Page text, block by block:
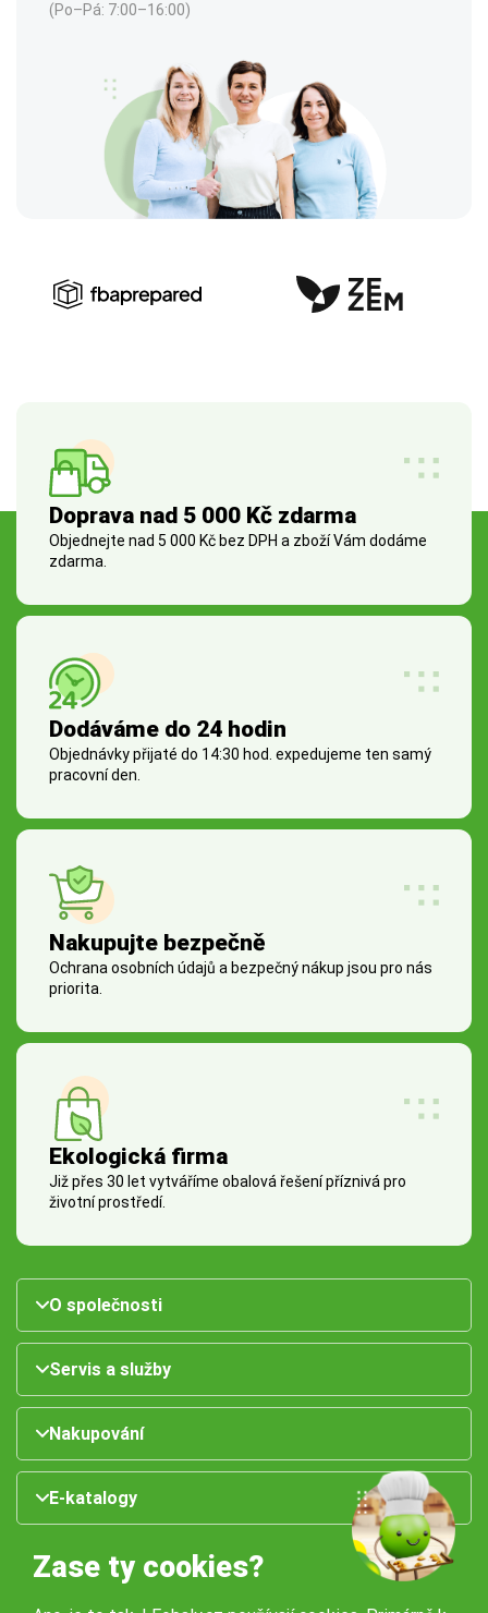
(Po–Pá: 7:00–16:00)
Doprava nad 5 000 Kč zdarma
Objednejte nad 5 000 Kč bez DPH a zboží Vám dodáme
zdarma.
Dodáváme do 24 hodin
Objednávky přijaté do 14:30 hod. expedujeme ten samý
pracovní den.
Nakupujte bezpečně
Ochrana osobních údajů a bezpečný nákup jsou pro nás
priorita.
Ekologická firma
Již přes 30 let vytváříme obalová řešení příznivá pro
životní prostředí.
O společnosti
Servis a služby
Nakupování
E-katalogy
Zase ty cookies?